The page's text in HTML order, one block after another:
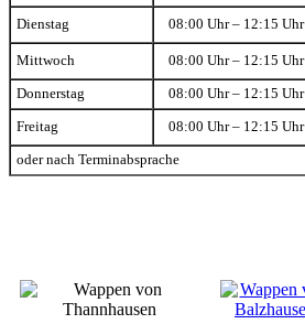
Dienstag 08:00 Uhr – 12:15 Uhr
Mittwoch 08:00 Uhr – 12:15 Uhr
Donnerstag 08:00 Uhr – 12:15 Uhr
Freitag 08:00 Uhr – 12:15 Uhr
oder nach Terminabsprache